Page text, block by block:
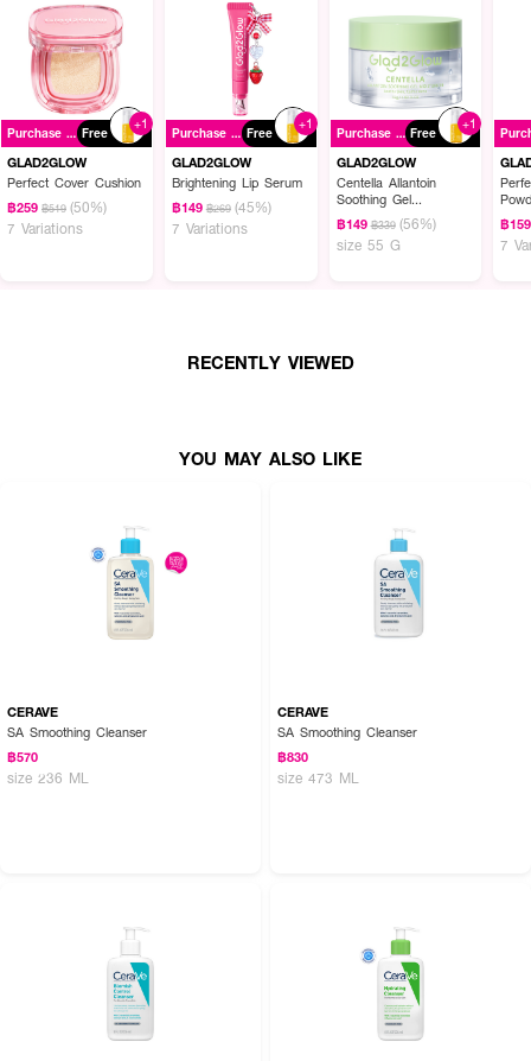
3.ล้างออกด้วยน้ำสะอาด
Purchase ฿299+ Free
+1
GLAD2GLOW
Perfect Cover Cushion
฿259 ฿519 (50%)
7 Variations
Purchase ฿299+ Free
+1
GLAD2GLOW
Brightening Lip Serum
฿149 ฿269 (45%)
7 Variations
Purchase ฿299+ Free
+1
GLAD2GLOW
Centella Allantoin
Soothing Gel
Moisturizer
฿149 ฿339 (56%)
size 55 G
฿159
7
RECENTLY VIEWED
YOU MAY ALSO LIKE
CERAVE
SA Smoothing Cleanser
฿570
size 236 ML
CERAVE
SA Smoothing Cleanser
฿830
size 473 ML